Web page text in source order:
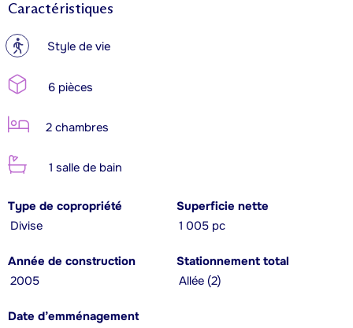
Caractéristiques
? Style de vie
6 pièces
2 chambres
1 salle de bain
Type de copropriété
Divise
Superficie nette
1 005 pc
Année de construction
2005
Stationnement total
Allée (2)
Date d’emménagement